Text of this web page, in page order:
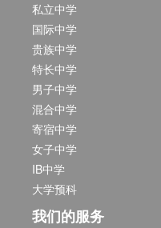
私立中学
国际中学
贵族中学
特长中学
男子中学
混合中学
寄宿中学
女子中学
IB中学
大学预科
我们的服务